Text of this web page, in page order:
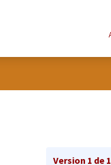
Version 1 de 1